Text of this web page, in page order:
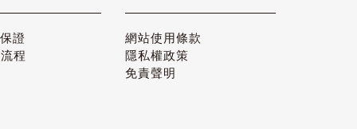
證
程
網站使用條款
隱私權政策
免責聲明